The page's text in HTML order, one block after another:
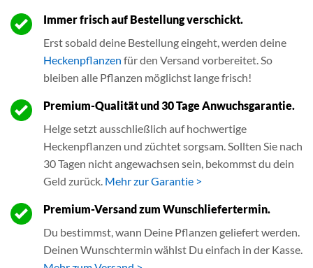
Immer frisch auf Bestellung verschickt.
Erst sobald deine Bestellung eingeht, werden deine
Heckenpflanzen für den Versand vorbereitet. So
bleiben alle Pflanzen möglichst lange frisch!
Premium-Qualität und 30 Tage Anwuchsgarantie.
Helge setzt ausschließlich auf hochwertige
Heckenpflanzen und züchtet sorgsam. Sollten Sie nach
30 Tagen nicht angewachsen sein, bekommst du dein
Geld zurück. Mehr zur Garantie >
Premium-Versand zum Wunschliefertermin.
Du bestimmst, wann Deine Pflanzen geliefert werden.
Deinen Wunschtermin wählst Du einfach in der Kasse.